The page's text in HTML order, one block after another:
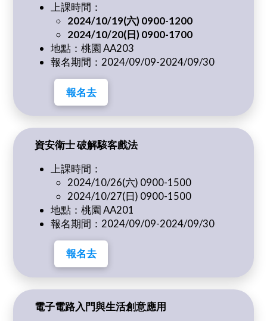
上課時間：
2024/10/19(六) 0900-1200
2024/10/20(日) 0900-1700
地點：桃園 AA203
報名期間：2024/09/09-2024/09/30
報名去
資安衛士 破解駭客戲法
上課時間：
2024/10/26(六) 0900-1500
2024/10/27(日) 0900-1500
地點：桃園 AA201
報名期間：2024/09/09-2024/09/30
報名去
電子電路入門與生活創意應用